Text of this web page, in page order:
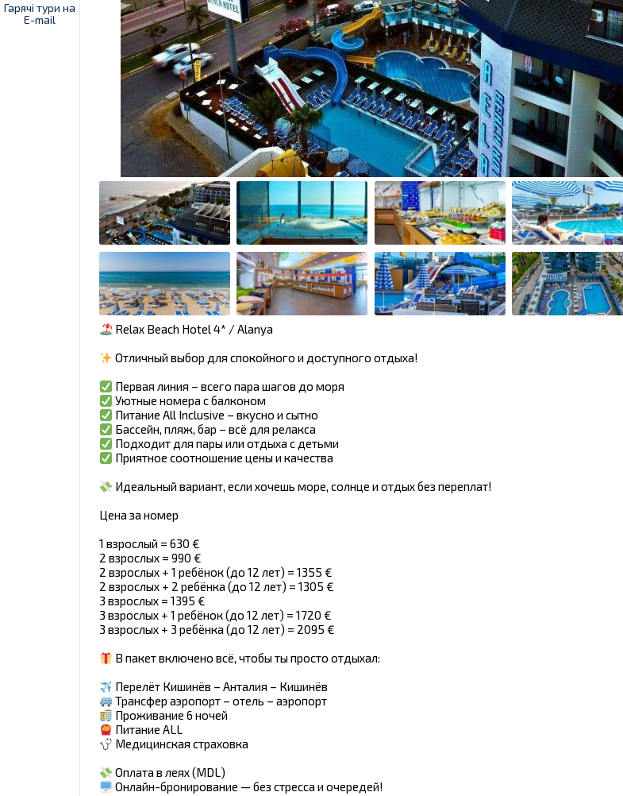
Гарячі тури на
E-mail
Relax Beach Hotel 4* / Alanya
Отличный выбор для спокойного и доступного отдыха!
Первая линия – всего пара шагов до моря
Уютные номера с балконом
Питание All Inclusive – вкусно и сытно
Бассейн, пляж, бар – всё для релакса
Подходит для пары или отдыха с детьми
Приятное соотношение цены и качества
Идеальный вариант, если хочешь море, солнце и отдых без переплат!
Цена за номер
1 взрослый = 630 €
2 взрослых = 990 €
2 взрослых + 1 ребёнок (до 12 лет) = 1355 €
2 взрослых + 2 ребёнка (до 12 лет) = 1305 €
3 взрослых = 1395 €
3 взрослых + 1 ребёнок (до 12 лет) = 1720 €
3 взрослых + 3 ребёнка (до 12 лет) = 2095 €
В пакет включено всё, чтобы ты просто отдыхал:
Перелёт Кишинёв – Анталия – Кишинёв
Трансфер аэропорт – отель – аэропорт
Проживание 6 ночей
Питание ALL
Медицинская страховка
Оплата в леях (MDL)
Онлайн-бронирование — без стресса и очередей!